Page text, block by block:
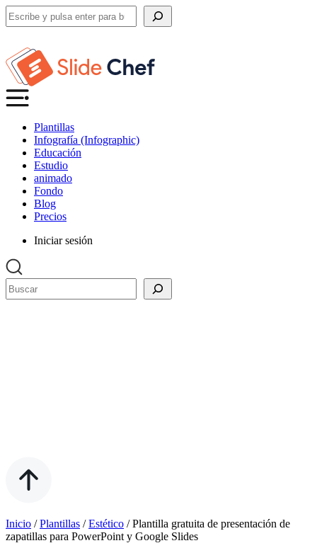
Buscar
Plantillas
Infografía (Infographic)
Educación
Estudio
animado
Fondo
Blog
Precios
Iniciar sesión
Buscar
Inicio /Plantillas /Estético /Plantilla gratuita de presentación de
zapatillas para PowerPoint y Google Slides